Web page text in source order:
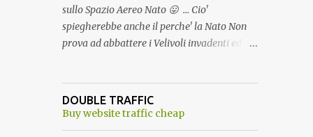
sullo Spazio Aereo Nato 😛 ... Cio'
spiegherebbe anche il perche' la Nato Non
prova ad abbattere i Velivoli invadenti ed
alcuna notizia di un'invasione dello spazio
aereo NATO da parte di un robot chiamato
DOUBLE TRAFFIC
Buy website traffic cheap